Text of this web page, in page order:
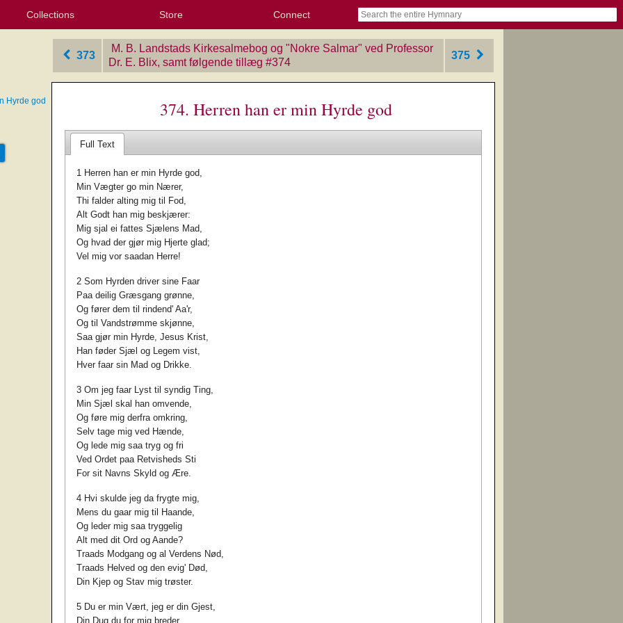
Collections Store Connect
Blog
Forums
Volunteer
Facebook
X (Twitter)
373
M. B. Landstads Kirkesalmebog og "Nokre Salmar" ved Professor
Dr. E. Blix, samt følgende tillæg ‎#374
375
Hyrde god 374. Herren han er min Hyrde god
Full Text
1 Herren han er min Hyrde god,
Min Vægter go min Nærer,
Thi falder alting mig til Fod,
Alt Godt han mig beskjærer:
Mig sjal ei fattes Sjælens Mad,
Og hvad der gjør mig Hjerte glad;
Vel mig vor saadan Herre!
2 Som Hyrden driver sine Faar
Paa deilig Græsgang grønne,
Og fører dem til rindend' Aa'r,
Og til Vandstrømme skjønne,
Saa gjør min Hyrde, Jesus Krist,
Han føder Sjæl og Legem vist,
Hver faar sin Mad og Drikke.
3 Om jeg faar Lyst til syndig Ting,
Min Sjæl skal han omvende,
Og føre mig derfra omkring,
Selv tage mig ved Hænde,
Og lede mig saa tryg og fri
Ved Ordet paa Retvisheds Sti
For sit Navns Skyld og Ære.
4 Hvi skulde jeg da frygte mig,
Mens du gaar mig til Haande,
Og leder mig saa tryggelig
Alt med dit Ord og Aande?
Traads Modgang og al Verdens Nød,
Traads Helved og den evig' Død,
Din Kjep og Stav mig trøster.
5 Du er min Vært, jeg er din Gjest,
Din Dug du for mig breder,